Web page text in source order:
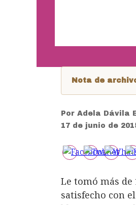
Nota de
Por Adela Dávila
17 de junio de
Le tomó más de
satisfecho con